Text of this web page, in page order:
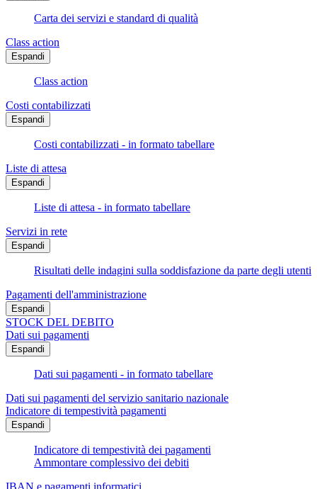
Carta dei servizi e standard di qualità
Class action
Espandi
Class action
Costi contabilizzati
Espandi
Costi contabilizzati - in formato tabellare
Liste di attesa
Espandi
Liste di attesa - in formato tabellare
Servizi in rete
Espandi
Risultati delle indagini sulla soddisfazione da parte degli utenti
Pagamenti dell'amministrazione
Espandi
STOCK DEL DEBITO
Dati sui pagamenti
Espandi
Dati sui pagamenti - in formato tabellare
Dati sui pagamenti del servizio sanitario nazionale
Indicatore di tempestività pagamenti
Espandi
Indicatore di tempestività dei pagamenti
Ammontare complessivo dei debiti
IBAN e pagamenti informatici